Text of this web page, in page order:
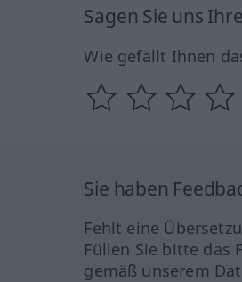
Sagen Sie uns
Wie gefällt Ihnen
Sie haben
Fehlt eine
Füllen Sie bitte das
gemäß unserem